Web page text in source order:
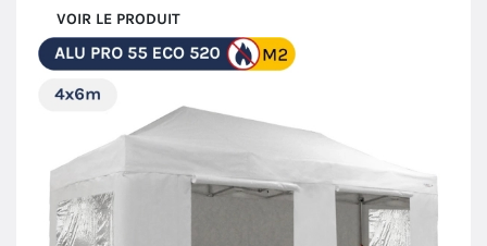
VOIR LE PRODUIT